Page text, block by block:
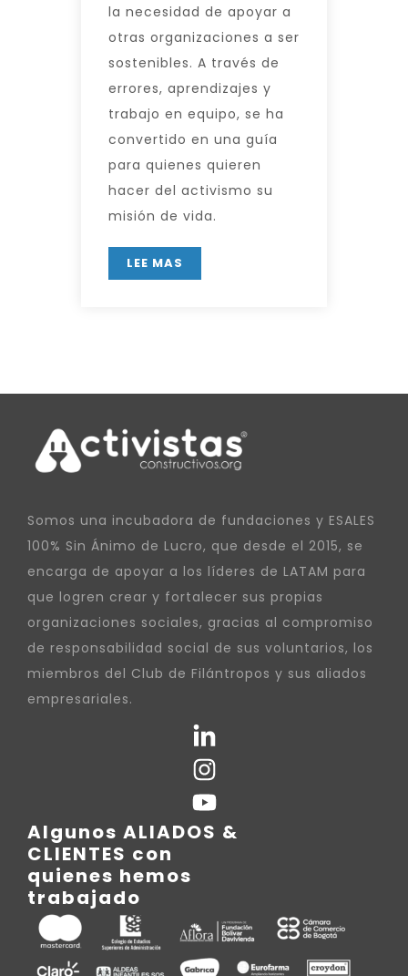
la necesidad de apoyar a
otras organizaciones a ser
sostenibles. A través de
errores, aprendizajes y
trabajo en equipo, se ha
convertido en una guía
para quienes quieren
hacer del activismo su
misión de vida.
LEE MAS
Somos una incubadora de fundaciones y ESALES
100% Sin Ánimo de Lucro, que desde el 2015, se
encarga de apoyar a los líderes de LATAM para
que logren crear y fortalecer sus propias
organizaciones sociales, gracias al compromiso
de responsabilidad social de sus voluntarios, los
miembros del Club de Filántropos y sus aliados
empresariales.
Algunos ALIADOS &
CLIENTES con
quienes hemos
trabajado